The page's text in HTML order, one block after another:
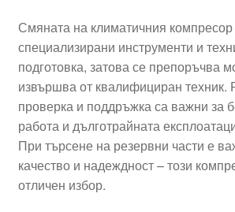
Смяната на климатичния компресор
специализирани инструменти и
подготовка, затова се препоръчва
извършва от квалифициран техник.
проверка и поддръжка са важни за
работа и дълготрайната
При търсене на резервни части е
качество и надеждност – този
отличен избор.